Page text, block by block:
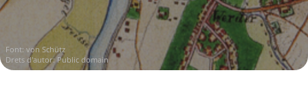
Font: von Schütz
Drets d'autor: Public domain